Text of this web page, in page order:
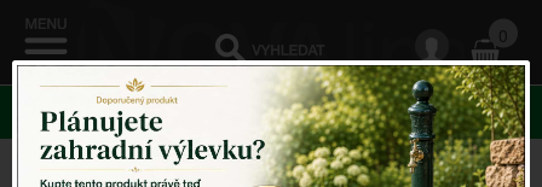
0
KATEGORIE